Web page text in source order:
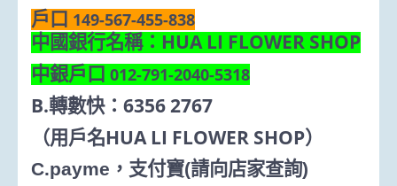
戶口 149-567-455-838
中國銀行名稱： HUA LI FLOWER SHOP
中銀戶口 012-791-2040-5318
B.轉數快： 6356 2767
（用戶名HUA LI FLOWER SHOP）
C.payme ，支付寶(請向店家查詢)